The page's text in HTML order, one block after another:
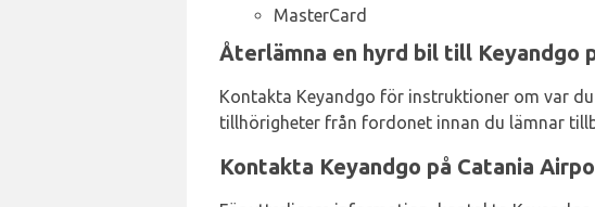
MasterCard
Återlämna en hyrd bil till Keyandgo
Kontakta Keyandgo för instruktioner om var
tillhörigheter från fordonet innan du lämnar
Kontakta Keyandgo på Catania